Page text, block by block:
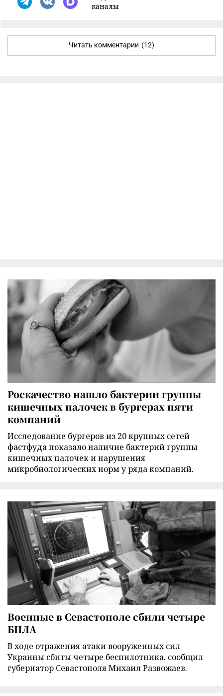
каналы
Читать комментарии (12)
Роскачество нашло бактерии группы
кишечных палочек в бургерах пяти
компаний
Исследование бургеров из 20 крупных сетей
фастфуда показало наличие бактерий группы
кишечных палочек и нарушения
микробиологических норм у ряда компаний.
Военные в Севастополе сбили четыре
БПЛА
В ходе отражения атаки вооруженных сил
Украины сбиты четыре беспилотника, сообщил
губернатор Севастополя Михаил Развожаев.